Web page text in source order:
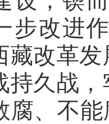
步改进
藏改革
持久战
腐、不